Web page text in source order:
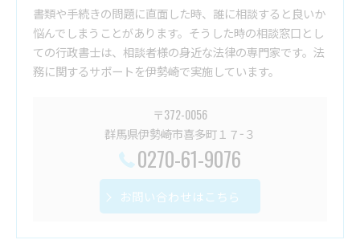
書類や手続きの問題に直面した時、誰に相談すると良いか
悩んでしまうことがあります。そうした時の相談窓口とし
ての行政書士は、相談者様の身近な法律の専門家です。法
務に関するサポートを伊勢崎で実施しています。
〒372-0056
群馬県伊勢崎市喜多町１７−３
0270-61-9076
お問い合わせはこちら